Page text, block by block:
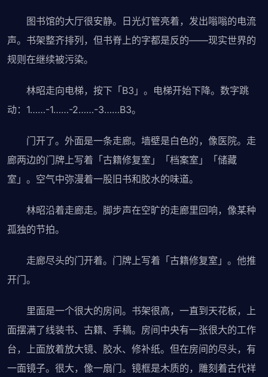
图书馆的大厅很安静。日光灯管亮着，发出嗡嗡的电流
声。书架整齐排列，但书脊上的字都是反的——现实世界的
规则在继续被污染。
林昭走向电梯，按下「B3」。电梯开始下降。数字跳
动：1……-1……-2……-3……B3。
门开了。外面是一条走廊。墙壁是白色的，像医院。走
廊两边的门牌上写着「古籍修复室」「档案室」「储藏
室」。空气中弥漫着一股旧书和胶水的味道。
林昭沿着走廊走。脚步声在空旷的走廊里回响，像某种
孤独的节拍。
走廊尽头的门开着。门牌上写着「古籍修复室」。他推
开门。
里面是一个很大的房间。书架很高，一直到天花板，上
面摆满了线装书、古籍、手稿。房间中央有一张很大的工作
台，上面放着放大镜、胶水、修补纸。但在房间的尽头，有
一面镜子。很大，像一扇门。镜框是木质的，雕刻着古代祥